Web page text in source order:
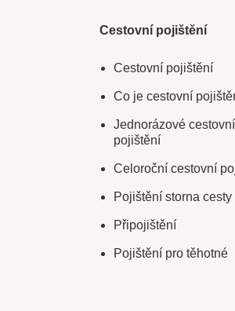
Cestovní pojištění
Cestovní pojištění
Co je cestovní
Jednorázové cestovní
pojištění
Celoroční cestovní
Pojištění storna cesty
Připojištění
Pojištění pro těhotné